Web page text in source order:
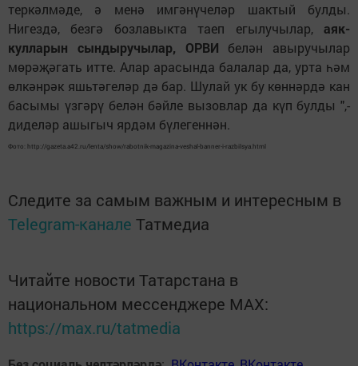
теркәлмәде, ә менә имгәнүчеләр шактый булды.
Нигездә, безгә бозлавыкта таеп егылучылар, аяк-
кулларын сындыручылар, ОРВИ белән авыручылар
мөрәҗәгать итте. Алар арасында балалар да, урта һәм
өлкәнрәк яшьтәгеләр дә бар. Шулай ук бу көннәрдә кан
басымы үзгәрү белән бәйле вызовлар да күп булды ",-
диделәр ашыгыч ярдәм бүлегеннән.
Фото: http://gazeta.a42.ru/lenta/show/rabotnik-magazina-veshal-banner-i-razbilsya.html
Следите за самым важным и интересным в
Telegram-канале Татмедиа
Читайте новости Татарстана в
национальном мессенджере MАХ:
https://max.ru/tatmedia